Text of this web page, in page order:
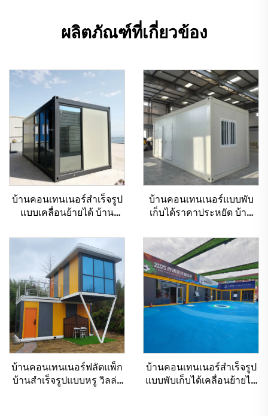
ผลิตภัณฑ์ที่เกี่ยวข้อง
บ้านคอนเทนเนอร์สำเร็จรูป
แบบเคลื่อนย้ายได้ บ้าน
สำหรับอยู่อาศัย
บ้านคอนเทนเนอร์แบบพับ
เก็บได้ราคาประหยัด บ้าน
แบบคอนเทนเนอร์
บ้านคอนเทนเนอร์ฟลัตแพ็ก
บ้านสำเร็จรูปแบบหรู วิลล่า
บ้านคอนเทนเนอร์สำเร็จรูป
แบบพับเก็บได้เคลื่อนย้ายได้